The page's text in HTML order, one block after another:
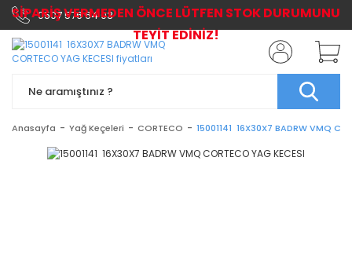
0507 576 64 03
Anasayfa Yağ Keçeleri CORTECO 15001141 16X30X7 BADRW VMQ
SİPARİŞ VERMEDEN ÖNCE LÜTFEN STOK DURUMUNU
TEYİT EDİNİZ!